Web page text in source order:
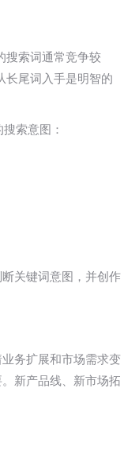
搜索词通常竞争较
长尾词入手是明智的
索意图：
关键词意图，并创作
务扩展和市场需求变
新产品线、新市场拓